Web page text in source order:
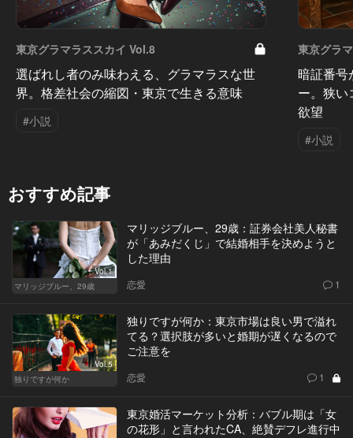
東京グラマラススカイ Vol.8
選ばれし者のみ味わえる、グラマラスな世
界。格差社会の縮図・東京で生きる意味
#小説
東京グラ
暗証番号
ー。狭
欲望
#小説
おすすめ記事
Vol.1
マリッジブルー、29歳
マリッジブルー、29歳：証券会社美人秘書
が「あみだくじ」で結婚相手を決めようと
した理由
恋愛 1
Vol.5
独りですが何か
独りですが何か：東京市場は良い男で溢れ
てる？選択肢が多いと婚期が遅くなるので
ご注意を
恋愛 1
東京婚活マーケット分析：バブル期は「女
の花形」と言われたCA、絶賛デフレ進行中